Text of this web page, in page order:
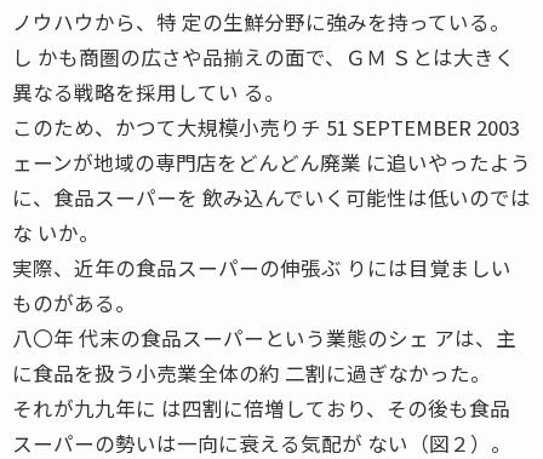
ノウハウから、特 定の生鮮分野に強みを持っている。
し かも商圏の広さや品揃えの面で、ＧＭ Ｓとは大きく
異なる戦略を採用してい る。
このため、かつて大規模小売りチ 51 SEPTEMBER 2003
ェーンが地域の専門店をどんどん廃業 に追いやったよう
に、食品スーパーを 飲み込んでいく可能性は低いのでは
な いか。
実際、近年の食品スーパーの伸張ぶ りには目覚ましい
ものがある。
八〇年 代末の食品スーパーという業態のシェ アは、主
に食品を扱う小売業全体の約 二割に過ぎなかった。
それが九九年に は四割に倍増しており、その後も食品
スーパーの勢いは一向に衰える気配が ない（図２）。